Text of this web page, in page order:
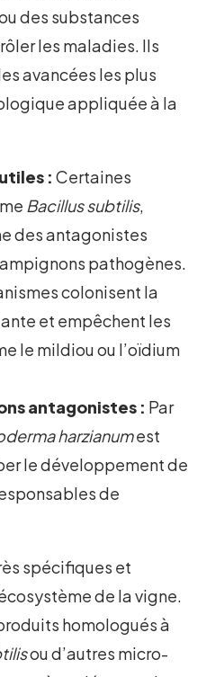
des substances
les maladies. Ils
avancées les plus
appliquée à la
: Certaines
Bacillus subtilis,
des antagonistes
pathogènes.
colonisent la
et empêchent les
le mildiou ou l’oïdium
antagonistes : Par
harzianumest
le développement de
de
spécifiques et
de la vigne.
homologués à
ou d’autres micro-